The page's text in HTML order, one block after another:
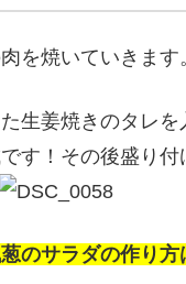
を焼いていきます
生姜焼きのタレ
す！その後盛り付
のサラダの作り方